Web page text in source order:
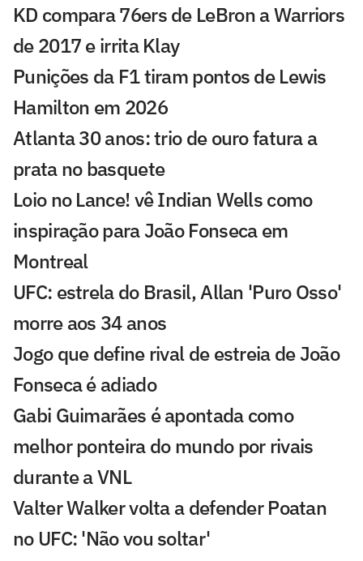
KD compara 76ers de LeBron a Warriors
de 2017 e irrita Klay
Punições da F1 tiram pontos de Lewis
Hamilton em 2026
Atlanta 30 anos: trio de ouro fatura a
prata no basquete
Loio no Lance! vê Indian Wells como
inspiração para João Fonseca em
Montreal
UFC: estrela do Brasil, Allan 'Puro Osso'
morre aos 34 anos
Jogo que define rival de estreia de João
Fonseca é adiado
Gabi Guimarães é apontada como
melhor ponteira do mundo por rivais
durante a VNL
Valter Walker volta a defender Poatan
no UFC: 'Não vou soltar'